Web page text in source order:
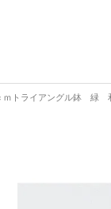
ｍトライアングル鉢 緑